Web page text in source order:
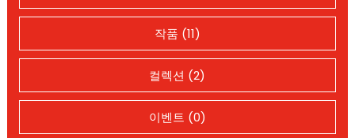
작품 (11)
컬렉션 (2)
이벤트 (0)